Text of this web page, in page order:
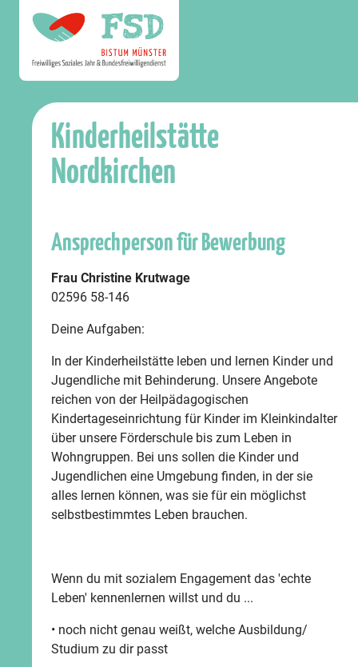
Kinderheilstätte
Nordkirchen
Ansprechperson für Bewerbung
Frau Christine Krutwage
02596 58-146
Deine Aufgaben:
In der Kinderheilstätte leben und lernen Kinder und
Jugendliche mit Behinderung. Unsere Angebote
reichen von der Heilpädagogischen
Kindertageseinrichtung für Kinder im Kleinkindalter
über unsere Förderschule bis zum Leben in
Wohngruppen. Bei uns sollen die Kinder und
Jugendlichen eine Umgebung finden, in der sie
alles lernen können, was sie für ein möglichst
selbstbestimmtes Leben brauchen.
Wenn du mit sozialem Engagement das 'echte
Leben' kennenlernen willst und du ...
• noch nicht genau weißt, welche Ausbildung/
Studium zu dir passt